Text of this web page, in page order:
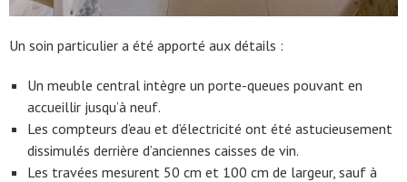
Un soin particulier a été apporté aux détails :
Un meuble central intègre un porte-queues pouvant en
accueillir jusqu’à neuf.
Les compteurs d’eau et d’électricité ont été astucieusement
dissimulés derrière d’anciennes caisses de vin.
Les travées mesurent 50 cm et 100 cm de largeur, sauf à